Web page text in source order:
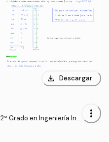
download Descargar
2º Grado en Ingeniería Inf
more_vert